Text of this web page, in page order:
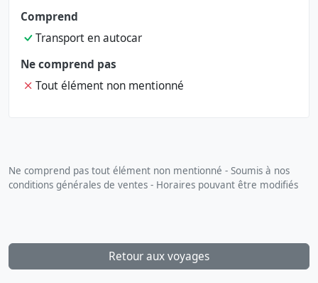
Comprend
Transport en autocar
Ne comprend pas
Tout élément non mentionné
Ne comprend pas tout élément non mentionné - Soumis à nos
conditions générales de ventes - Horaires pouvant être modifiés
Retour aux voyages